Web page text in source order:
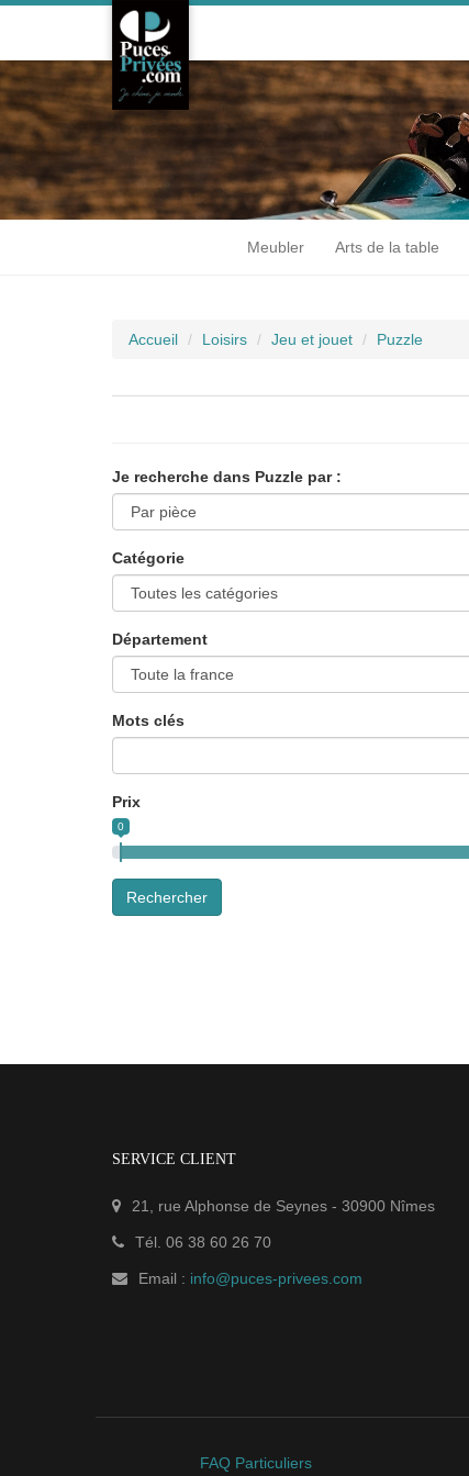
Meubler Arts de la table
Accueil Loisirs Jeu et jouet Puzzle
Je recherche dans Puzzle par :
Catégorie
Département
Mots clés
Prix
0
Rechercher
SERVICE CLIENT
21, rue Alphonse de Seynes - 30900 Nîmes
Tél. 06 38 60 26 70
Email : info@puces-privees.com
FAQ Particuliers